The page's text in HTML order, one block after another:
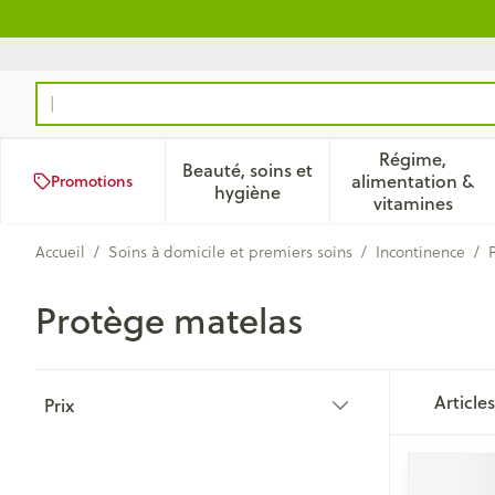
Rechercher
Promotions
Beauté, soins et
hygièneAfficher le sous-menu pour
Régime,
alimentation &
vitamines
Afficher
Accueil / Soins à domicile et premiers soins / Incontinence /
Protège matelas
Prix
Articles